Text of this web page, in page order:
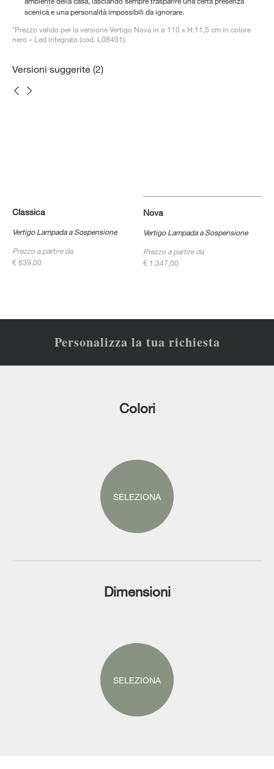
scenica e una personalità impossibili da ignorare.
*Prezzo valido per la versione Vertigo Nova in ø 110 x H.11,5 cm in colore
nero – Led integrato (cod. L08401).
Versioni suggerite (2)
Classica
Vertigo Lampada a Sospensione
Prezzo a partire da
€ 839,00
Nova
Vertigo Lampada a Sospensione
Prezzo a partire da
€ 1.347,00
Personalizza la tua richiesta
Colori
SELEZIONA
Dimensioni
SELEZIONA